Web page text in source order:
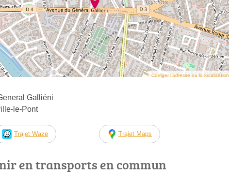
Corriger l’adresse ou la localisation
Galliéni
le-Pont
Trajet Waze Trajet Maps
en transports en commun